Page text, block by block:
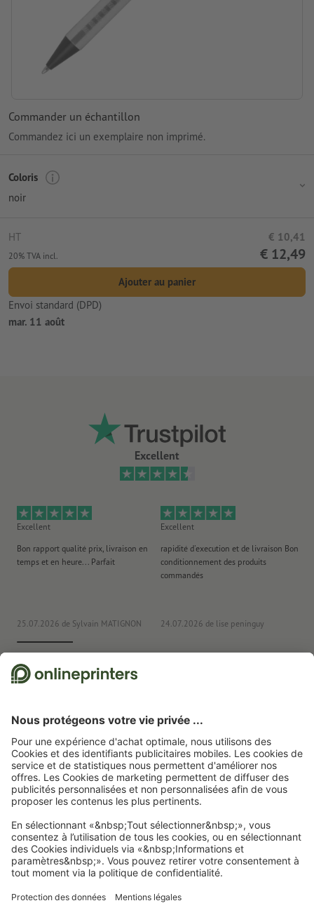
Commander un échantillon
Commandez ici un exemplaire non imprimé.
Coloris
noir
HT € 10,41
20% TVA incl. € 12,49
Ajouter au panier
Envoi standard (DPD)
mar. 11 août
Excellent
Excellent
Bon rapport qualité prix, livraison en
temps et en heure... Parfait
25.07.2026 de Sylvain MATIGNON
Excellent
rapidité d'execution et de livraison Bon
conditionnement des produits
commandés
24.07.2026 de lise peninguy
évaluations. Vous trouvereziciles mesures prises par Trustpilot pour garantir
Page d'accueil Articles publicitaires Bureau
Stylos, crayons et marqueurs
Stylos à bille en métal
Stylo à bille en métal Maputo
À propos de nous
15 %